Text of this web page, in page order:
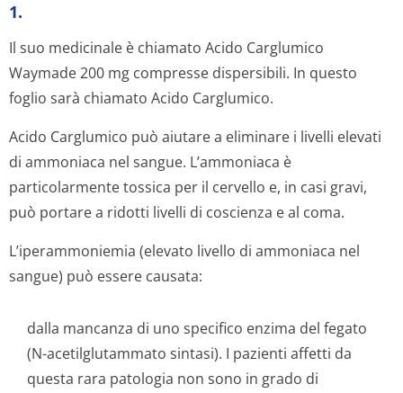
1.
Il suo medicinale è chiamato Acido Carglumico
Waymade 200 mg compresse dispersibili. In questo
foglio sarà chiamato Acido Carglumico.
Acido Carglumico può aiutare a eliminare i livelli elevati
di ammoniaca nel sangue. L’ammoniaca è
particolarmente tossica per il cervello e, in casi gravi,
può portare a ridotti livelli di coscienza e al coma.
L’iperammoniemia (elevato livello di ammoniaca nel
sangue) può essere causata:
dalla mancanza di uno specifico enzima del fegato
(N-acetilglutammato sintasi). I pazienti affetti da
questa rara patologia non sono in grado di